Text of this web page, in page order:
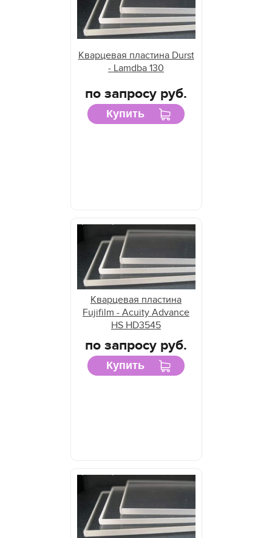
Кварцевая пластина Durst
- Lamdba 130
по запросу руб.
Купить
Кварцевая пластина
Fujifilm - Acuity Advance
HS HD3545
по запросу руб.
Купить